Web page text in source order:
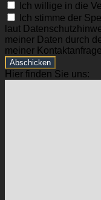
Ich willige in die
Ich stimme der
laut
meiner Daten durch
meiner
Abschicken
Hier finden Sie uns: